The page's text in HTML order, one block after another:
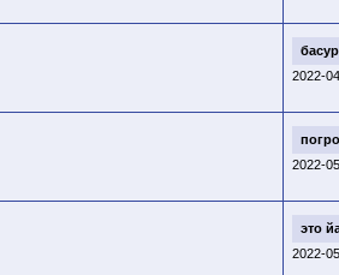
2022-
2022-
это
2022-